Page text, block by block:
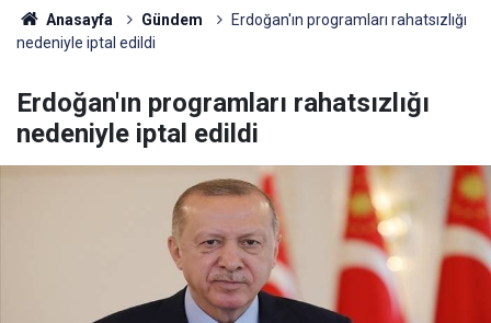
Anasayfa Gündem
Erdoğan'ın programları rahatsızlığı
nedeniyle iptal edildi
Erdoğan'ın programları rahatsızlığı
nedeniyle iptal edildi